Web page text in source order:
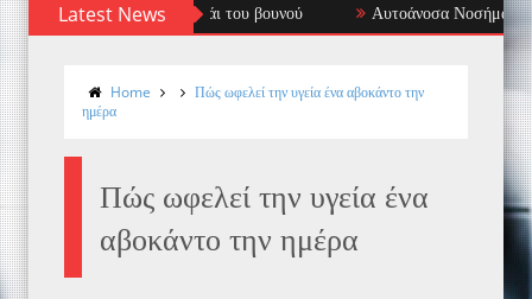
Latest News Αυτοάνοσα Νοσήματα: Όταν το
Home
Πώς ωφελεί την υγεία ένα αβοκάντο την
ημέρα
Πώς ωφελεί την υγεία ένα
αβοκάντο την ημέρα